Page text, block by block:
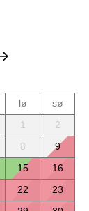
lø
sø
1
2
8
9
15
16
22
23